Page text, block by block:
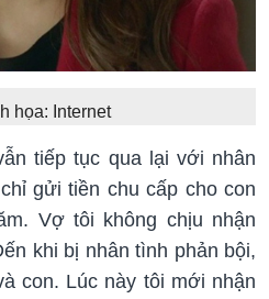
họa: Internet
tiếp tục qua lại với nhân
gửi tiền chu cấp cho con
Vợ tôi không chịu nhận
khi bị nhân tình phản bội,
con. Lúc này tôi mới nhận